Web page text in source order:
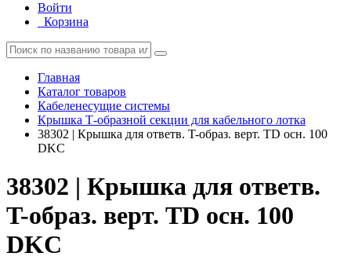
Войти
Корзина
Главная
Каталог товаров
Кабеленесущие системы
Крышка Т-образной секции для кабельного лотка
38302 | Крышка для ответв. T-образ. верт. TD осн. 100
DKC
38302 | Крышка для ответв.
T-образ. верт. TD осн. 100
DKC